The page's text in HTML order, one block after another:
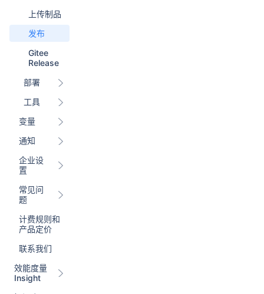
上传制品
发布
Gitee
Release
部署
工具
变量
通知
企业设
置
常见问
题
计费规则和
产品定价
联系我们
效能度量
Insight